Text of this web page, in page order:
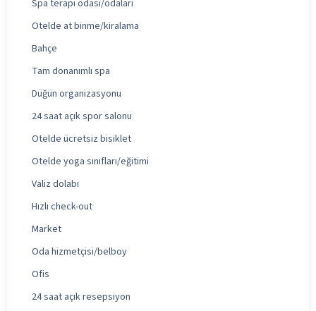
Spa terapi odası/odaları
Otelde at binme/kiralama
Bahçe
Tam donanımlı spa
Düğün organizasyonu
24 saat açık spor salonu
Otelde ücretsiz bisiklet
Otelde yoga sınıfları/eğitimi
Valiz dolabı
Hızlı check-out
Market
Oda hizmetçisi/belboy
Ofis
24 saat açık resepsiyon